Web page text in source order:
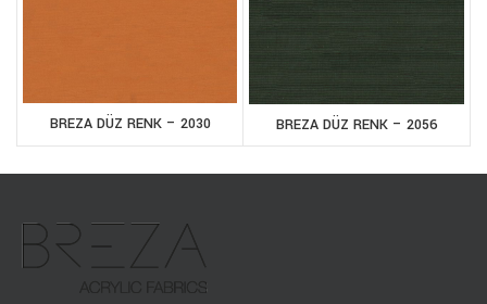
BREZA DÜZ RENK – 2030 BREZA DÜZ RENK – 2056